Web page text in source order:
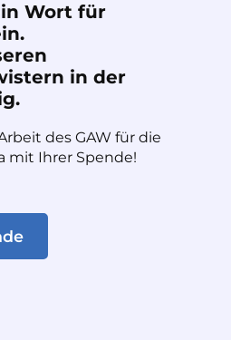
Wort für
in der
des GAW für die
mit Ihrer Spende!